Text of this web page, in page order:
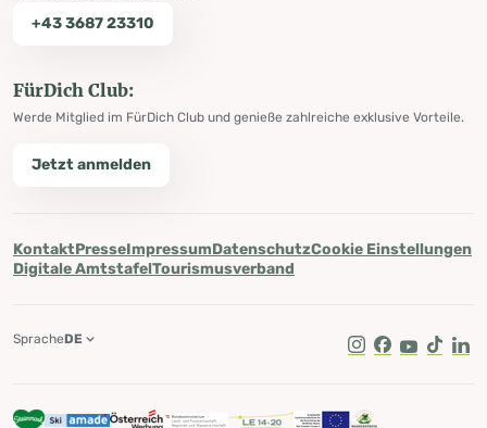
+43 3687 23310
FürDich Club:
Werde Mitglied im FürDich Club und genieße zahlreiche exklusive Vorteile.
Jetzt anmelden
KontaktPresseImpressumDatenschutzCookie Einstellungen
Digitale AmtstafelTourismusverband
Instagram
Facebook
Youtube
Tik Tok
SpracheDE